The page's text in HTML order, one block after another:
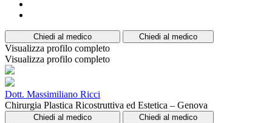
Chiedi al medico Chiedi al medico
Visualizza profilo completo
Visualizza profilo completo
Dott. Massimiliano Ricci
Chirurgia Plastica Ricostruttiva ed Estetica – Genova
Chiedi al medico Chiedi al medico